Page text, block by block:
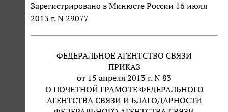
Зарегистрировано в Минюсте России 16 июля
2013 г. N 29077
ФЕДЕРАЛЬНОЕ АГЕНТСТВО СВЯЗИ
ПРИКАЗ
от 15 апреля 2013 г. N 83
О ПОЧЕТНОЙ ГРАМОТЕ ФЕДЕРАЛЬНОГО
АГЕНТСТВА СВЯЗИ И БЛАГОДАРНОСТИ